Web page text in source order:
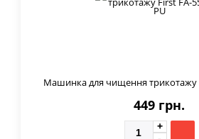
Машинка для чищення трикотажу
449 грн.